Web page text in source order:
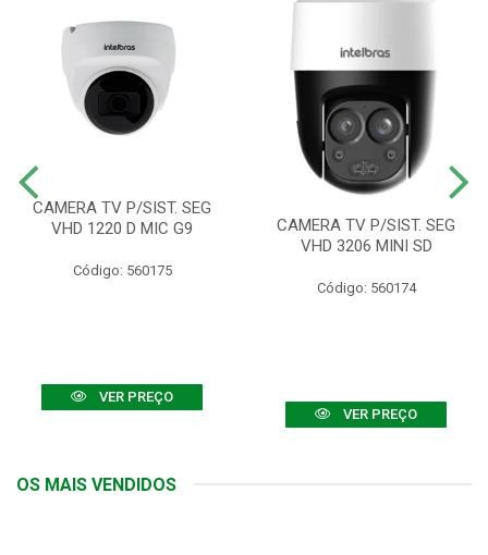
CAMERA TV P/SIST. SEG
VHD 1220 D MIC G9
Código: 560175
VER PREÇO
CAMERA TV P/SIST. SEG
VHD 3206 MINI SD
Código: 560174
VER PREÇO
OS MAIS VENDIDOS